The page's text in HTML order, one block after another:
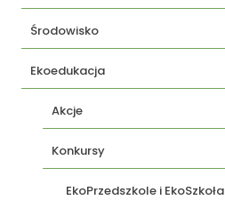
Środowisko
Ekoedukacja
Akcje
Konkursy
EkoPrzedszkole i EkoSzkoła